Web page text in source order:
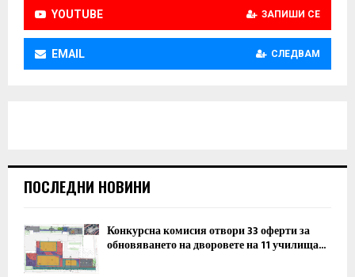
YOUTUBE ЗАПИШИ СЕ
EMAIL СЛЕДВАМ
ПОСЛЕДНИ НОВИНИ
Конкурсна комисия отвори 33 оферти за
обновяването на дворовете на 11 училища...